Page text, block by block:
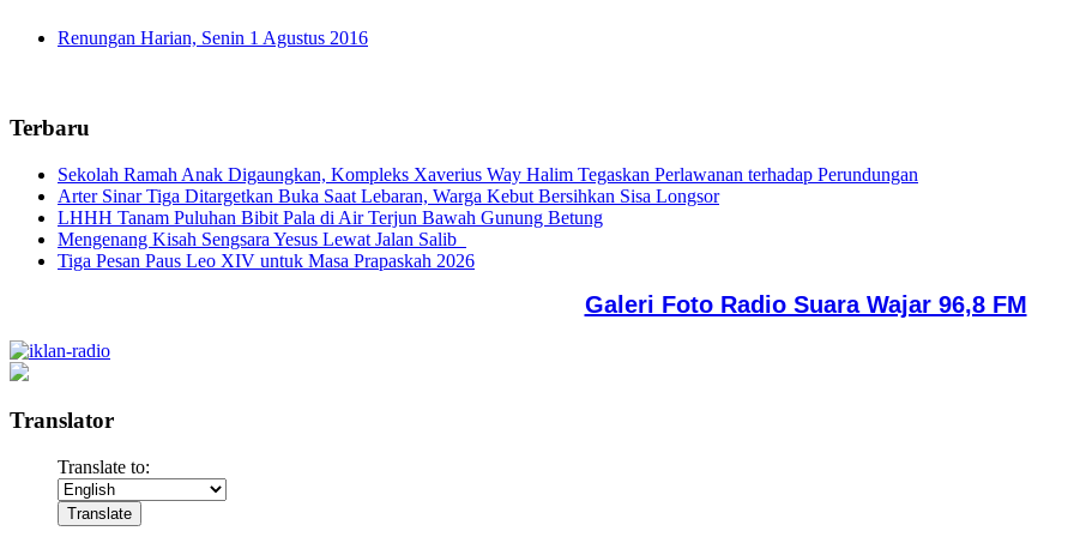
Renungan Harian, Senin 1 Agustus 2016
Terbaru
Sekolah Ramah Anak Digaungkan, Kompleks Xaverius Way Halim Tegaskan Perlawanan terhadap Perundungan
Arter Sinar Tiga Ditargetkan Buka Saat Lebaran, Warga Kebut Bersihkan Sisa Longsor
LHHH Tanam Puluhan Bibit Pala di Air Terjun Bawah Gunung Betung
Mengenang Kisah Sengsara Yesus Lewat Jalan Salib
Tiga Pesan Paus Leo XIV untuk Masa Prapaskah 2026
Galeri Foto Radio Suara Wajar 96,8 FM
Translator
Translate to: